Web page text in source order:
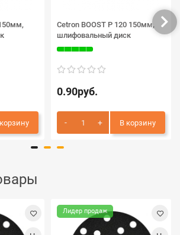
Cetron BOOST P 120 150мм,
шлифовальный диск
0.90руб.
В корзину
Лидер продаж